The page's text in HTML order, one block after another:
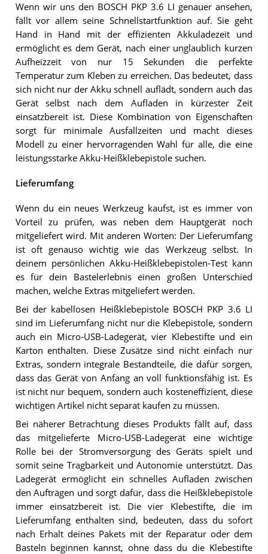
Wenn wir uns den BOSCH PKP 3.6 LI genauer ansehen,
fällt vor allem seine Schnellstartfunktion auf. Sie geht
Hand in Hand mit der effizienten Akkuladezeit und
ermöglicht es dem Gerät, nach einer unglaublich kurzen
Aufheizzeit von nur 15 Sekunden die perfekte
Temperatur zum Kleben zu erreichen. Das bedeutet, dass
sich nicht nur der Akku schnell auflädt, sondern auch das
Gerät selbst nach dem Aufladen in kürzester Zeit
einsatzbereit ist. Diese Kombination von Eigenschaften
sorgt für minimale Ausfallzeiten und macht dieses
Modell zu einer hervorragenden Wahl für alle, die eine
leistungsstarke Akku-Heißklebepistole suchen.
Lieferumfang
Wenn du ein neues Werkzeug kaufst, ist es immer von
Vorteil zu prüfen, was neben dem Hauptgerät noch
mitgeliefert wird. Mit anderen Worten: Der Lieferumfang
ist oft genauso wichtig wie das Werkzeug selbst. In
deinem persönlichen Akku-Heißklebepistolen-Test kann
es für dein Bastelerlebnis einen großen Unterschied
machen, welche Extras mitgeliefert werden.
Bei der kabellosen Heißklebepistole BOSCH PKP 3.6 LI
sind im Lieferumfang nicht nur die Klebepistole, sondern
auch ein Micro-USB-Ladegerät, vier Klebestifte und ein
Karton enthalten. Diese Zusätze sind nicht einfach nur
Extras, sondern integrale Bestandteile, die dafür sorgen,
dass das Gerät von Anfang an voll funktionsfähig ist. Es
ist nicht nur bequem, sondern auch kosteneffizient, diese
wichtigen Artikel nicht separat kaufen zu müssen.
Bei näherer Betrachtung dieses Produkts fällt auf, dass
das mitgelieferte Micro-USB-Ladegerät eine wichtige
Rolle bei der Stromversorgung des Geräts spielt und
somit seine Tragbarkeit und Autonomie unterstützt. Das
Ladegerät ermöglicht ein schnelles Aufladen zwischen
den Aufträgen und sorgt dafür, dass die Heißklebepistole
immer einsatzbereit ist. Die vier Klebestifte, die im
Lieferumfang enthalten sind, bedeuten, dass du sofort
nach Erhalt deines Pakets mit der Reparatur oder dem
Basteln beginnen kannst, ohne dass du die Klebestifte